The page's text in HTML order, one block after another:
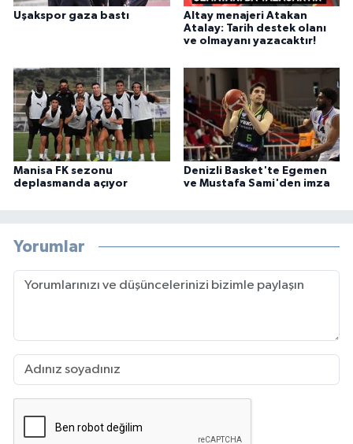
Uşakspor gaza bastı
Altay menajeri Atakan
Atalay: Tarih destek olanı
ve olmayanı yazacaktır!
Manisa FK sezonu
deplasmanda açıyor
Denizli Basket'te Egemen
ve Mustafa Sami'den imza
Yorumlar